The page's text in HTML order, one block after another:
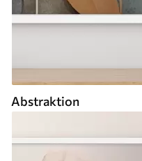
Abstraktion